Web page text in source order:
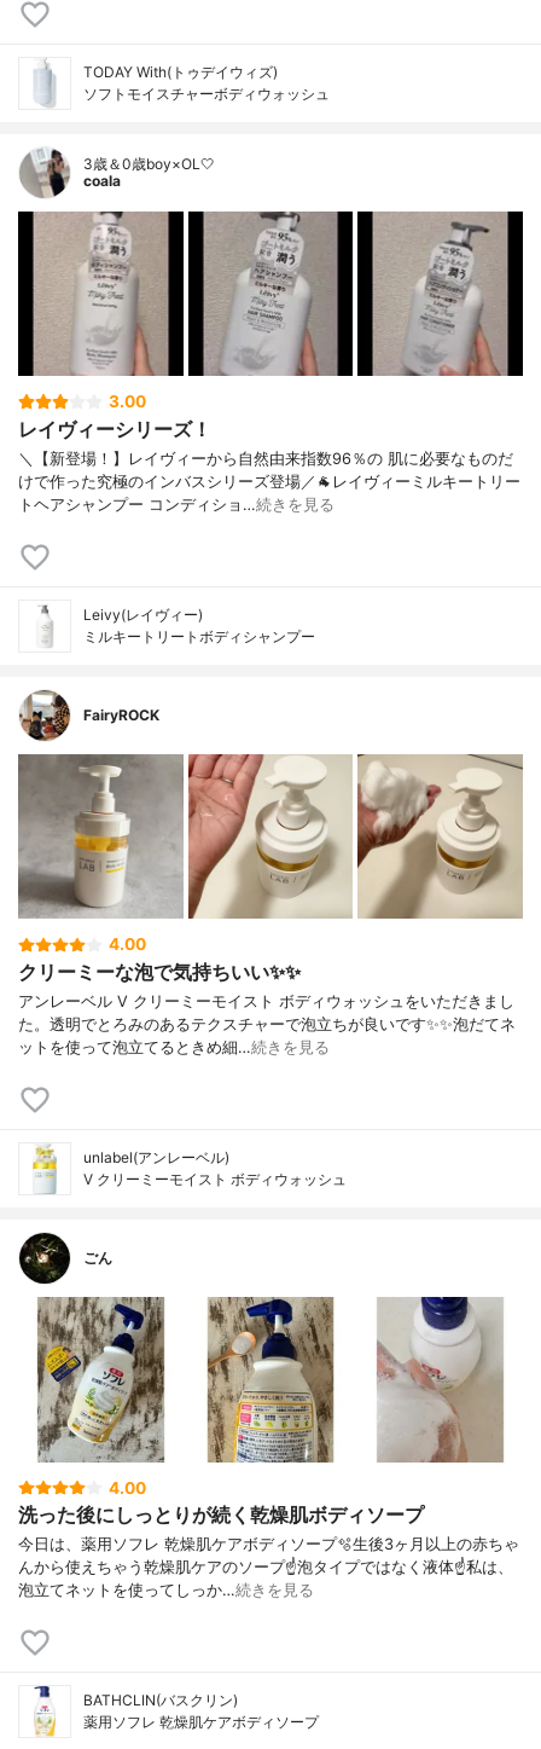
TODAY With(トゥデイウィズ)
ソフトモイスチャーボディウォッシュ
3歳＆0歳boy×OL🤍
coala
3.00
レイヴィーシリーズ！
＼【新登場！】レイヴィーから自然由来指数96％の 肌に必要なものだ
けで作った究極のインバスシリーズ登場／🐐レイヴィーミルキートリー
トヘアシャンプー コンディショ…続きを見る
Leivy(レイヴィー)
ミルキートリートボディシャンプー
FairyROCK
4.00
クリーミーな泡で気持ちいい✨✨
アンレーベル V クリーミーモイスト ボディウォッシュをいただきまし
た。透明でとろみのあるテクスチャーで泡立ちが良いです✨✨泡だてネ
ットを使って泡立てるときめ細…続きを見る
unlabel(アンレーベル)
V クリーミーモイスト ボディウォッシュ
ごん
4.00
洗った後にしっとりが続く乾燥肌ボディソープ
今日は、薬用ソフレ 乾燥肌ケアボディソープ🫧生後3ヶ月以上の赤ちゃ
んから使えちゃう乾燥肌ケアのソープ☝️泡タイプではなく液体☝️私は、
泡立てネットを使ってしっか…続きを見る
BATHCLIN(バスクリン)
薬用ソフレ 乾燥肌ケアボディソープ